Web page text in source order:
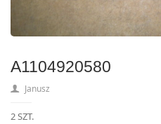
A1104920580
Janusz
2 SZT.